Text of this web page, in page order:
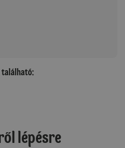
található:
lépésre